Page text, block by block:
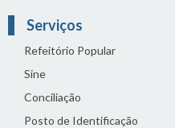
Serviços
Refeitório Popular
Sine
Conciliação
Posto de Identificação